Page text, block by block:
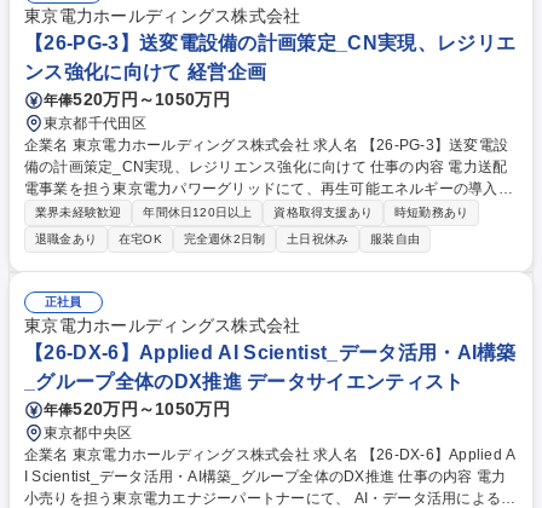
業務■法人営業、経理、戦略系部署との調整を通じた業務推進 ※将来的に
は、上記を判断・主導いただく立場でご担当いただきたいと思っていま
す。 募集職種 【26-EP-34】事業管理/管理会計_設備サービス事業料金請
求/収支管理/事業性評価
東京電力ホールディングス株式会社
【26-PG-3】送変電設備の計画策定_CN実現、レジリエ
ンス強化に向けて 経営企画
年俸520万円～1050万円
東京都千代田区
企業名 東京電力ホールディングス株式会社 求人名 【26-PG-3】送変電設
備の計画策定_CN実現、レジリエンス強化に向けて 仕事の内容 電力送配
電事業を担う東京電力パワーグリッドにて、再生可能エネルギーの導入拡
大や電化の進展を見据え、強靭で柔軟な電力系統の在り方を検討。解析か
ら実行まで一連のプロセスをご担当頂きます。 ■高電圧(275kV以上)系統
を対象とした系統安定性の解析 ■広域系統整備や送配電網高度化に向けた
施策検討 ■再エネ増加や分散電源導入に伴う系統課題の整理・対策立案 ■
系統運用部門と連携した前提条件や解析条件調整 ■解析結果を踏まえた実
行フェーズへ反映 ※電力系統：発電所から変電所、送電線、配電線等を含
む、電気を発生から消費まで運ぶための一連の設備 募集職種 【26-PG-
3】送変電設備の計画策定_CN実現、レジリエンス強化に向けて
業界未経験歓迎 年間休日120日以上 資格取得支援あり
時短勤務あり
退職金あり
在宅OK 完全週休2日制 土日祝休み 服装自由
正社員
東京電力ホールディングス株式会社
【26-DX-6】Applied AI Scientist_データ活用・AI構築
_グループ全体のDX推進 データサイエンティスト
年俸520万円～1050万円
東京都中央区
企業名 東京電力ホールディングス株式会社 求人名 【26-DX-6】Applied A
I Scientist_データ活用・AI構築_グループ全体のDX推進 仕事の内容 電力
小売りを担う東京電力エナジーパートナーにて、 AI・データ活用による事